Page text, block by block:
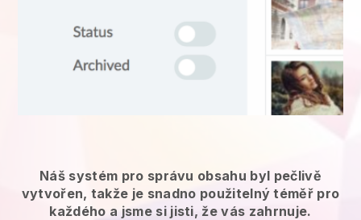
Náš systém pro správu obsahu byl pečlivě
vytvořen, takže je snadno použitelný téměř pro
každého a jsme si jisti, že vás zahrnuje.